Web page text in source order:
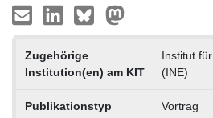
Zugehörige
Institution(en) am KIT
Institut
(INE)
Publikationstyp Vortrag